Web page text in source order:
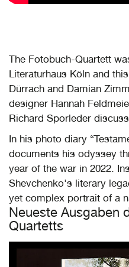
The Fotobuch-Quartett
Literaturhaus Köln and
Dürrach and Damian
designer Hannah
Richard Sporleder
In his photo diary
documents his odyssey
year of the war in 2022.
Shevchenko's literary
yet complex portrait of a
Neueste Ausgaben
Quartetts